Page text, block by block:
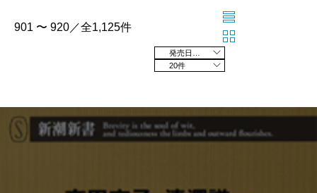
901 〜 920／全1,125件
20件